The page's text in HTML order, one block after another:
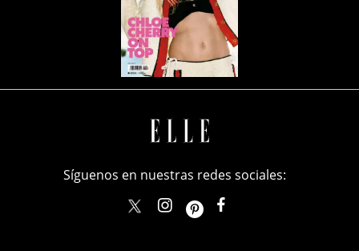
Síguenos en nuestras redes sociales:
elle_mexicoellemexico